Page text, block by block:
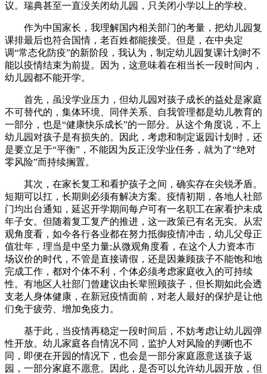
议。瑞典甚至一直没关闭幼儿园，只关闭小学以上的学校。
作为中国家长，我理解国内相关部门的考量，把幼儿园复
课排最后也符合国情，老百姓都能接受。但是，在中央定
调“常态化防疫”的新阶段，我认为，制定幼儿园复课计划时不
能以疫情结束为前提。因为，这意味着在相当长一段时间内，
幼儿园都不能开学。
首先，虽没学业压力，但幼儿园对孩子成长的益处是家庭
不可替代的，集体环境、同伴关系、自我管理都是幼儿教育的
一部分，也是“健康快乐成长”的一部分。从这个角度说，不上
幼儿园对孩子是有损失的。因此，考虑和制定返园计划时，还
是要立足于“平衡”，不能因为反正没学业任务，就为了“绝对
零风险”而持续搁置。
其次，在家长复工和看护孩子之间，确实存在尖锐矛盾。
短期可以扛，长期则必须有解决方案。疫情初期，各地人社部
门均出台通知，延迟开学期间每户可有一名职工在家看护未成
年子女。但随着复工复产的推进，这一政策已有名无实。从宏
观角度看，如今各行各业都在努力抵御疫情冲击，幼儿父母正
值壮年，理当是中坚力量;从微观角度看，在这个人力资本市
场议价的时代，不管是直接请假，还是因兼顾孩子不能饱和地
完成工作，都对个体不利，个体必须考虑家庭收入的可持续
性。有地区人社部门曾建议由长辈照顾孩子，但长期如此会透
支老人身体健康，在新冠疫情面前，对老人最好的保护是让他
们免于疲劳、增加免疫力。
基于此，当疫情再稳定一段时间后，不妨考虑让幼儿园弹
性开放。幼儿家庭各自情况不同，监护人对风险的判断也不
同，即便在开园的情况下，也会是一部分家庭愿意送孩子返
园，一部分家庭不愿意。因此，是否可以允许幼儿园开放，但